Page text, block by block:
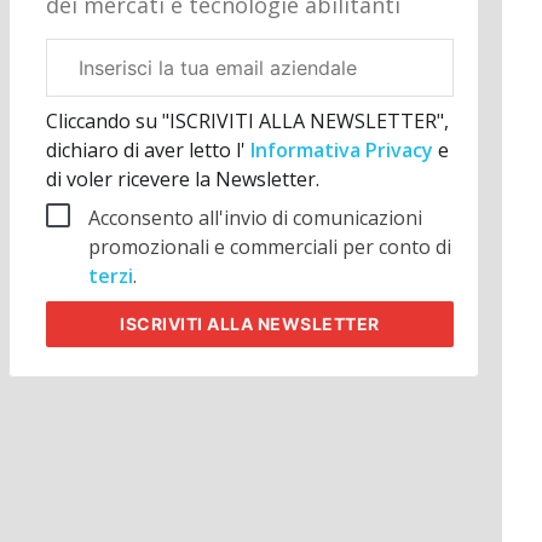
aziendale
Cliccando su "ISCRIVITI ALLA NEWSLETTER",
dichiaro di aver letto l' Informativa Privacye
di voler ricevere la Newsletter.
Acconsento all'invio di comunicazioni
promozionali e commerciali per conto di
terzi.
ISCRIVITIALLA NEWSLETTER